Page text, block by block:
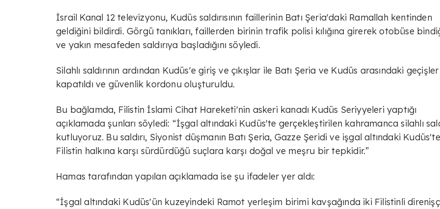
İsrail Kanal 12 televizyonu, Kudüs saldırısının faillerinin Batı Şeria'daki Ramallah kentinden
geldiğini bildirdi. Görgü tanıkları, faillerden birinin trafik polisi kılığına girerek otobüse
ve yakın mesafeden saldırıya başladığını söyledi.
Silahlı saldırının ardından Kudüs'e giriş ve çıkışlar ile Batı Şeria ve Kudüs arasındaki geçişler
kapatıldı ve güvenlik kordonu oluşturuldu.
Bu bağlamda, Filistin İslami Cihat Hareketi'nin askeri kanadı Kudüs Seriyyeleri yaptığı
açıklamada şunları söyledi: “İşgal altındaki Kudüs'te gerçekleştirilen kahramanca silahlı
kutluyoruz. Bu saldırı, Siyonist düşmanın Batı Şeria, Gazze Şeridi ve işgal altındaki Kudüs'te
Filistin halkına karşı sürdürdüğü suçlara karşı doğal ve meşru bir tepkidir.”
Hamas tarafından yapılan açıklamada ise şu ifadeler yer aldı:
“İşgal altındaki Kudüs'ün kuzeyindeki Ramot yerleşim birimi kavşağında iki Filistinli